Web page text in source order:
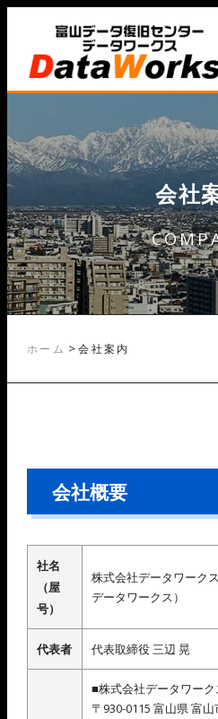
会社
ホーム >会社案内
会社概要
社名
（屋
号）
株式会社データワーク
データワークス）
代表者 代表取締役 三辺 晃
■株式会社データワー
〒930-0115 富山県 富